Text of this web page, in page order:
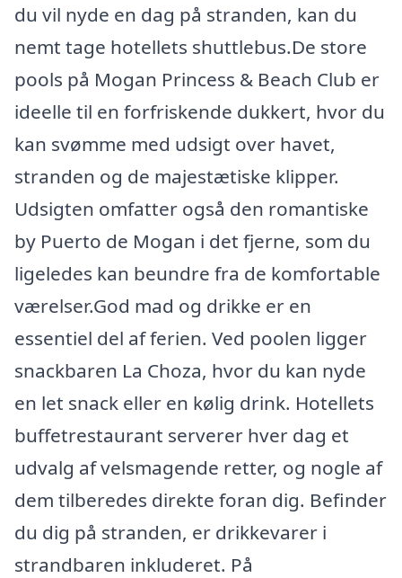
du vil nyde en dag på stranden, kan du
nemt tage hotellets shuttlebus.De store
pools på Mogan Princess & Beach Club er
ideelle til en forfriskende dukkert, hvor du
kan svømme med udsigt over havet,
stranden og de majestætiske klipper.
Udsigten omfatter også den romantiske
by Puerto de Mogan i det fjerne, som du
ligeledes kan beundre fra de komfortable
værelser.God mad og drikke er en
essentiel del af ferien. Ved poolen ligger
snackbaren La Choza, hvor du kan nyde
en let snack eller en kølig drink. Hotellets
buffetrestaurant serverer hver dag et
udvalg af velsmagende retter, og nogle af
dem tilberedes direkte foran dig. Befinder
du dig på stranden, er drikkevarer i
strandbaren inkluderet. På